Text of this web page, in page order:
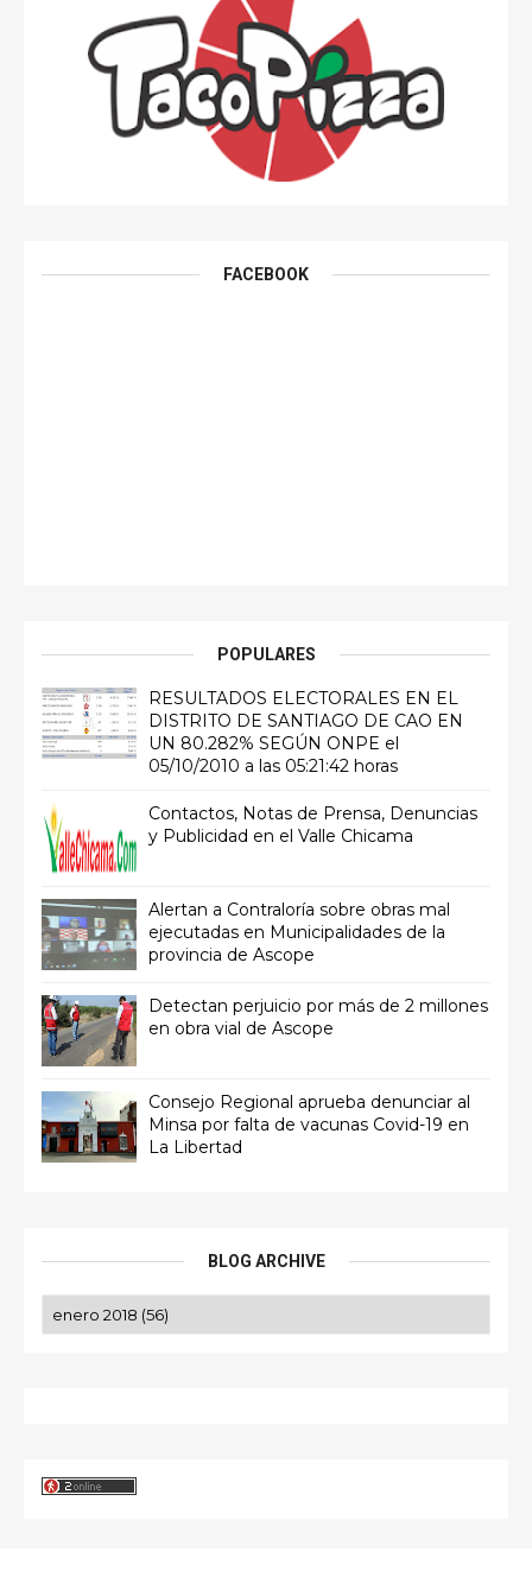
FACEBOOK
POPULARES
RESULTADOS ELECTORALES EN EL
DISTRITO DE SANTIAGO DE CAO EN
UN 80.282% SEGÚN ONPE el
05/10/2010 a las 05:21:42 horas
Contactos, Notas de Prensa, Denuncias
y Publicidad en el Valle Chicama
Alertan a Contraloría sobre obras mal
ejecutadas en Municipalidades de la
provincia de Ascope
Detectan perjuicio por más de 2 millones
en obra vial de Ascope
Consejo Regional aprueba denunciar al
Minsa por falta de vacunas Covid-19 en
La Libertad
BLOG ARCHIVE